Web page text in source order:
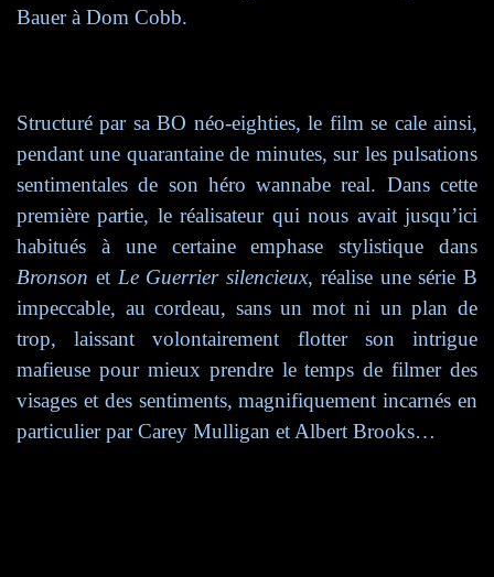
Bauer à Dom Cobb.
Structuré par sa BO néo-eighties, le film se cale ainsi,
pendant une quarantaine de minutes, sur les pulsations
sentimentales de son héro wannabe real. Dans cette
première partie, le réalisateur qui nous avait jusqu’ici
habitués à une certaine emphase stylistique dans
Bronson etLe Guerrier silencieux, réalise une série B
impeccable, au cordeau, sans un mot ni un plan de
trop, laissant volontairement flotter son intrigue
mafieuse pour mieux prendre le temps de filmer des
visages et des sentiments, magnifiquement incarnés en
particulier par Carey Mulligan et Albert Brooks…